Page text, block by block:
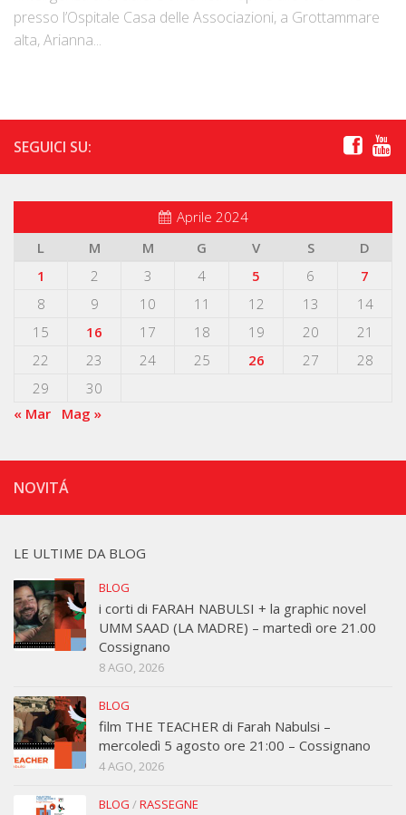
presso l’Ospitale Casa delle Associazioni, a Grottammare
alta, Arianna...
SEGUICI SU:
Aprile 2024
L
M M G V S
D
1
2 3 4 5 6
7
8
9 10 11 12 13
14
15
16 17 18 19 20
21
22
23 24 25 26 27
28
29
30
« Mar
Mag »
NOVITÁ
LE ULTIME DA BLOG
BLOG
i corti di FARAH NABULSI + la graphic novel
UMM SAAD (LA MADRE) – martedì ore 21.00
Cossignano
8 AGO, 2026
BLOG
film THE TEACHER di Farah Nabulsi –
mercoledì 5 agosto ore 21:00 – Cossignano
4 AGO, 2026
BLOG /RASSEGNE